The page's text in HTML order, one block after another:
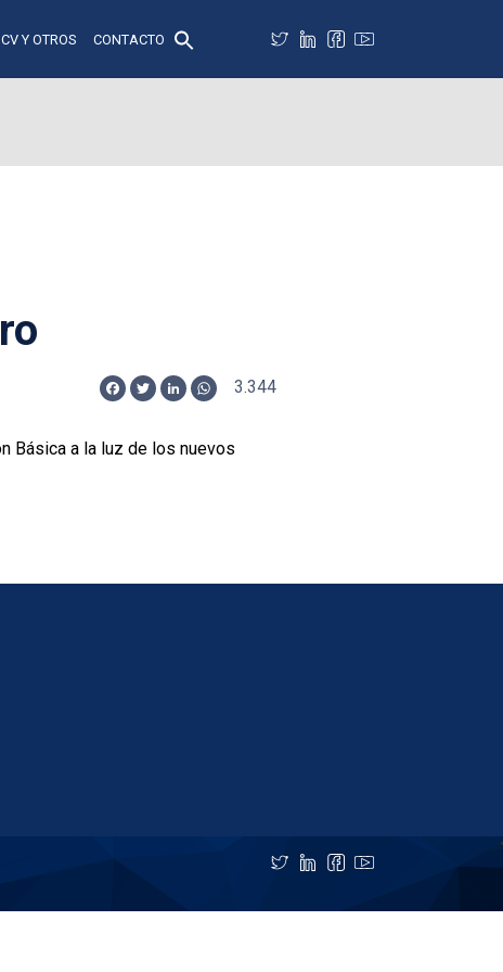
Y OTROS CONTACTO
Facebook
TwitterLinkedInWhatsApp
3.344
Básica a la luz de los nuevos